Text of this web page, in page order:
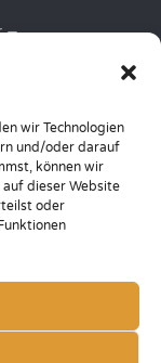
wir Technologien
und/oder darauf
können wir
dieser Website
oder
–
EUR für die
— ALL RIGHTS